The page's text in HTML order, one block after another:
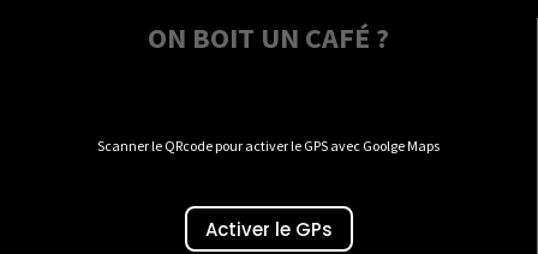
ON BOIT UN CAFÉ ?
Scanner le QRcode pour activer le GPS avec Goolge Maps
Activer le GPs